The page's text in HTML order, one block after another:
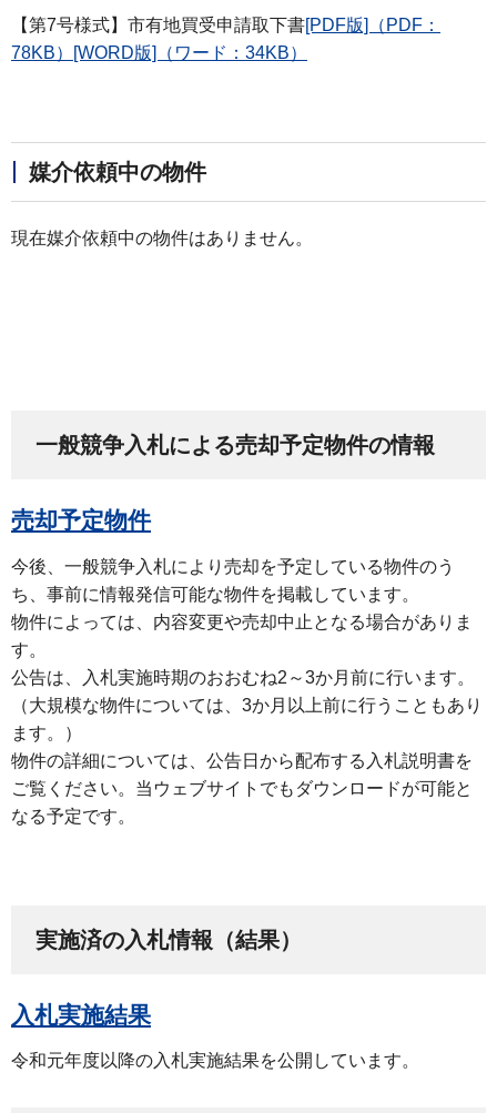
【第7号様式】市有地買受申請取下書[PDF版]（PDF：
78KB）
[WORD版]（ワード：34KB）
媒介依頼中の物件
現在媒介依頼中の物件はありません。
一般競争入札による売却予定物件の情報
売却予定物件
今後、一般競争入札により売却を予定している物件のう
ち、事前に情報発信可能な物件を掲載しています。
物件によっては、内容変更や売却中止となる場合がありま
す。
公告は、入札実施時期のおおむね2～3か月前に行います。
（大規模な物件については、3か月以上前に行うこともあり
ます。）
物件の詳細については、公告日から配布する入札説明書を
ご覧ください。当ウェブサイトでもダウンロードが可能と
なる予定です。
実施済の入札情報（結果）
入札実施結果
令和元年度以降の入札実施結果を公開しています。